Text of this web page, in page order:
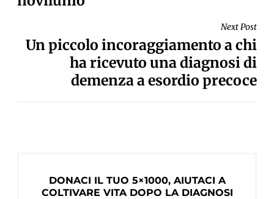
Next Post
Un piccolo incoraggiamento a chi
ha ricevuto una diagnosi di
demenza a esordio precoce
DONACI IL TUO 5×1000, AIUTACI A
COLTIVARE VITA DOPO LA DIAGNOSI